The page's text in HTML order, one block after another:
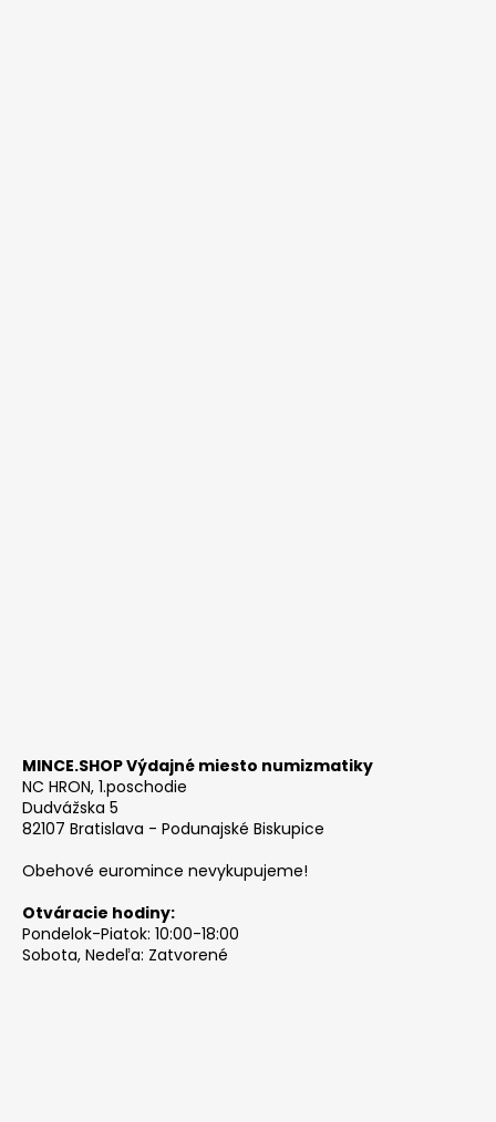
MINCE.SHOP Výdajné miesto numizmatiky
NC HRON, 1.poschodie
Dudvážska 5
82107 Bratislava - Podunajské Biskupice
Obehové euromince nevykupujeme!
Otváracie hodiny:
Pondelok-Piatok: 10:00-18:00
Sobota, Nedeľa: Zatvorené